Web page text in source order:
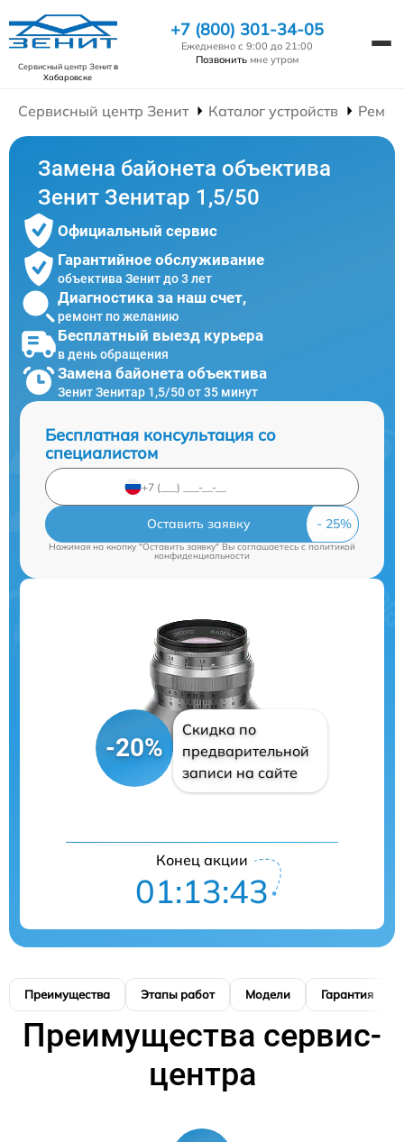
Сервисный центр Зенитв
Хабаровске
+7 (800) 301-34-05
Ежедневно с 9:00 до 21:00
Позвонить мне утром
Сервисный центр Зенит Каталог устройств
Замена байонета объектива
Зенит Зенитар 1,5/50
Официальный сервис
Гарантийное обслуживание
объектива Зенит до 3 лет
Диагностика за наш счет,
ремонт по желанию
Бесплатный выезд курьера
в день обращения
Замена байонета объектива
Зенит Зенитар 1,5/50 от 35 минут
Бесплатная консультация со
специалистом
Оставить заявку
Нажимая на кнопку "Оставить заявку" Вы соглашаетесь cполитикой
конфиденциальности
-20%
Скидка по
предварительной
записи на сайте
Конец акции
01:13:42
Преимущества Этапы работ Модели Гарантия
Преимущества сервис-
центра